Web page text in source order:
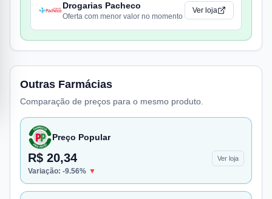
Drogarias Pacheco
Oferta com menor valor no momento
Ver loja
Outras Farmácias
Comparação de preços para o mesmo produto.
Preço Popular
R$ 20,34 Ver loja
Variação: -9.56% ▼